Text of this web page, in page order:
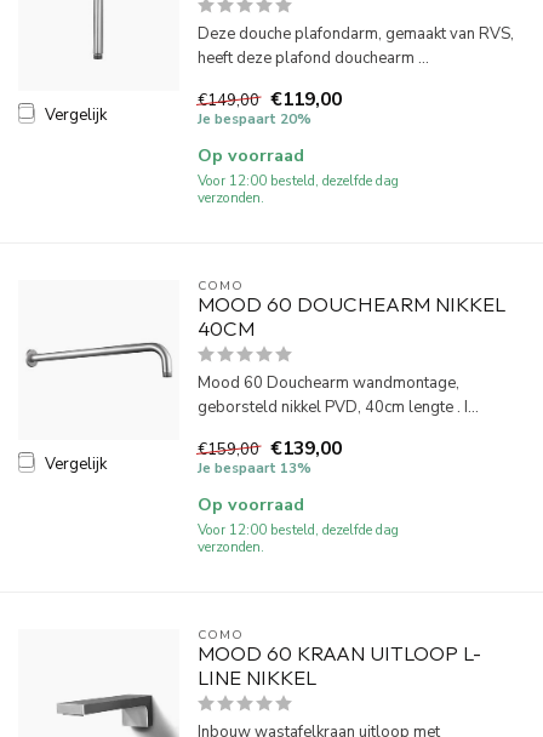
Vergelijk
Deze douche plafondarm, gemaakt van RVS,
heeft deze plafond douchearm ...
€149,00 €119,00
Je bespaart 20%
Op voorraad
Voor 12:00 besteld, dezelfde dag
verzonden.
Vergelijk
COMO
MOOD 60 DOUCHEARM NIKKEL
40CM
Mood 60 Douchearm wandmontage,
geborsteld nikkel PVD, 40cm lengte . I...
€159,00 €139,00
Je bespaart 13%
Op voorraad
Voor 12:00 besteld, dezelfde dag
verzonden.
COMO
MOOD 60 KRAAN UITLOOP L-
LINE NIKKEL
Inbouw wastafelkraan uitloop met